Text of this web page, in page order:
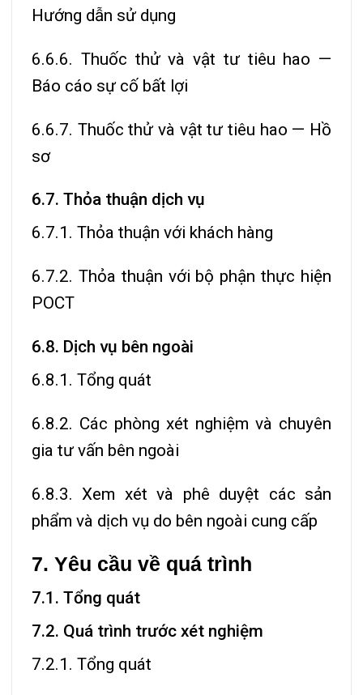
Hướng dẫn sử dụng
6.6.6. Thuốc thử và vật tư tiêu hao —
Báo cáo sự cố bất lợi
6.6.7. Thuốc thử và vật tư tiêu hao — Hồ
sơ
6.7. Thỏa thuận dịch vụ
6.7.1. Thỏa thuận với khách hàng
6.7.2. Thỏa thuận với bộ phận thực hiện
POCT
6.8. Dịch vụ bên ngoài
6.8.1. Tổng quát
6.8.2. Các phòng xét nghiệm và chuyên
gia tư vấn bên ngoài
6.8.3. Xem xét và phê duyệt các sản
phẩm và dịch vụ do bên ngoài cung cấp
7. Yêu cầu về quá trình
7.1. Tổng quát
7.2. Quá trình trước xét nghiệm
7.2.1. Tổng quát